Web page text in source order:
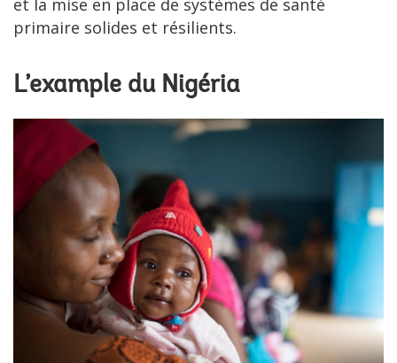
et la mise en place de systèmes de santé
primaire solides et résilients.
L’example du Nigéria